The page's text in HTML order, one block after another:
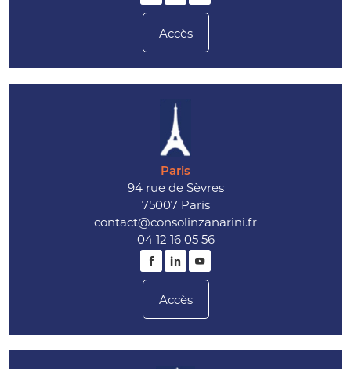
Accès
Paris
94 rue de Sèvres
75007 Paris
contact@consolinzanarini.fr
04 12 16 05 56
Accès